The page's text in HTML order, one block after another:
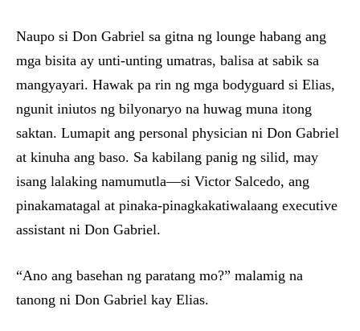
Naupo si Don Gabriel sa gitna ng lounge habang ang
mga bisita ay unti-unting umatras, balisa at sabik sa
mangyayari. Hawak pa rin ng mga bodyguard si Elias,
ngunit iniutos ng bilyonaryo na huwag muna itong
saktan. Lumapit ang personal physician ni Don Gabriel
at kinuha ang baso. Sa kabilang panig ng silid, may
isang lalaking namumutla—si Victor Salcedo, ang
pinakamatagal at pinaka-pinagkakatiwalaang executive
assistant ni Don Gabriel.
“Ano ang basehan ng paratang mo?” malamig na
tanong ni Don Gabriel kay Elias.